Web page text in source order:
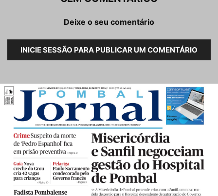
Deixe o seu comentário
INICIE SESSÃO PARA PUBLICAR UM COMENTÁRIO